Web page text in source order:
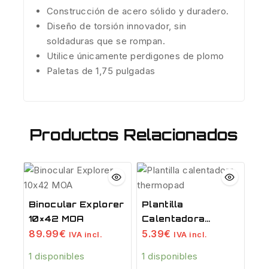
Construcción de acero sólido y duradero.
Diseño de torsión innovador, sin
soldaduras que se rompan.
Utilice únicamente perdigones de plomo
Paletas de 1,75 pulgadas
Productos Relacionados
Binocular Explorer
10×42 MOA
89.99€ IVA incl.
1 disponibles
Plantilla
Calentadora
Thermopad
5.39€ IVA incl.
1 disponibles